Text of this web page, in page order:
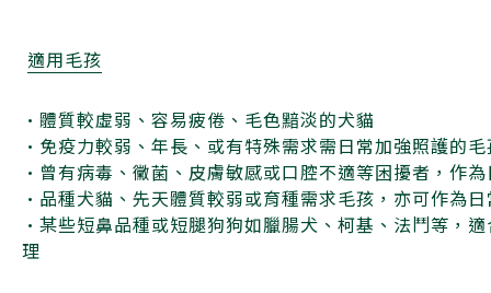
適用毛孩
•體質較虛弱、容易疲倦、毛色黯淡的犬貓
•免疫力較弱、年長、或有特殊需求需日常加強照護的
•曾有病毒、黴菌、皮膚敏感或口腔不適等困擾者，作
•品種犬貓、先天體質較弱或育種需求毛孩，亦可作為
•某些短鼻品種或短腿狗狗如臘腸犬、柯基、法鬥等，
理